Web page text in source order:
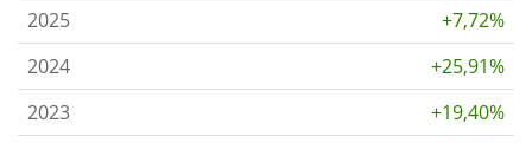
2025
+7,72%
2024
+25,91%
2023
+19,40%